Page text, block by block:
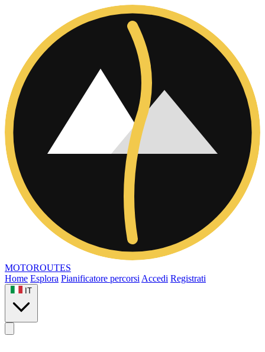
MOTOROUTES
Home Esplora Pianificatore percorsi Accedi Registrati
IT